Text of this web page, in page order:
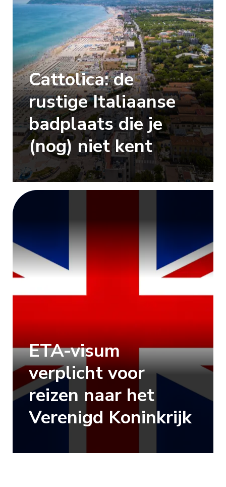
Cattolica: de
rustige Italiaanse
badplaats die je
(nog) niet kent
ETA-visum
verplicht voor
reizen naar het
Verenigd Koninkrijk